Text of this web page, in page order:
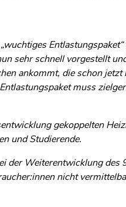
sehr schnell vorgestellt
ankommt, die schon
muss
gekoppelten
und Studierende.
der Weiterentwicklung des
nicht